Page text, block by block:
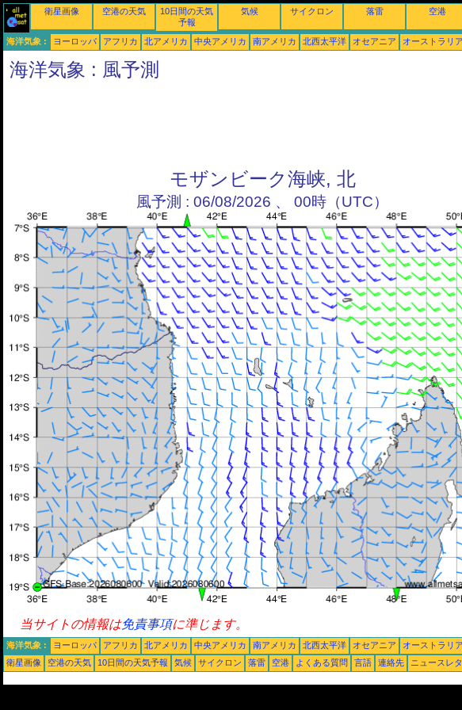
衛星画像 空港の天気
10日間の天気
予報
気候 サイクロン 落雷 空港
海洋気象 : ヨーロッパ アフリカ 北アメリカ 中央アメリカ 南アメリカ 北西太平洋 オセアニア オーストラリア
海洋気象 : 風予測
モザンビーク海峡, 北
風予測 : 06/08/2026 、 00時（UTC）
当サイトの情報は免責事項に準じます。
海洋気象 : ヨーロッパ アフリカ 北アメリカ 中央アメリカ 南アメリカ 北西太平洋 オセアニア オーストラリア
衛星画像
空港の天気 10日間の天気予報 気候 サイクロン 落雷 空港 よくある質問 言語 連絡先 ニュースレ